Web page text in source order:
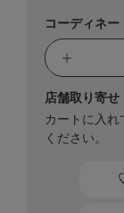
コーディネー
店舗取り寄せ
カートに入
ください。